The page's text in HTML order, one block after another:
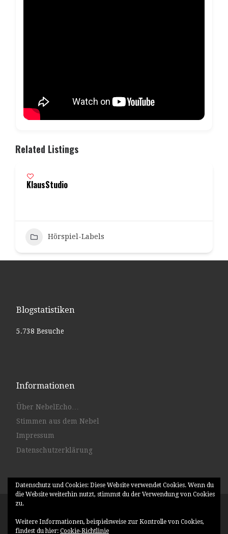
Related Listings
KlausStudio
Hörspiel-Labels
Blogstatistiken
5.738 Besuche
Informationen
Über NebelEcho…
Stimmen aus dem Nebel
Impressum
Datenschutzerklärung
Präsentiert vonWP– Entworfen mit demCustomizr-Theme
Datenschutz und Cookies: Diese Website verwendet Cookies. Wenn du
die Website weiterhin nutzt, stimmst du der Verwendung von Cookies
zu.
Weitere Informationen, beispielsweise zur Kontrolle von Cookies,
findest du hier: Cookie-Richtlinie